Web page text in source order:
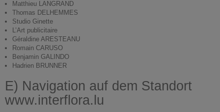
Matthieu LANGRAND
Thomas DELHEMMES
Studio Ginette
L’Art publicitaire
Géraldine ARESTEANU
Romain CARUSO
Benjamin GALINDO
Hadrien BRUNNER
E) Navigation auf dem Standort
www.interflora.lu